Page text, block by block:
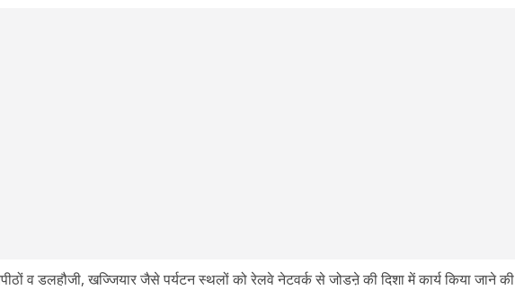
व डलहौजी, खज्जियार जैसे पर्यटन स्थलों को रेलवे नेटवर्क से जोडऩे की दिशा में कार्य किया जाने की